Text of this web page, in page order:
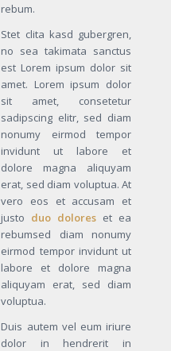
rebum.
Stet clita kasd gubergren,
no sea takimata sanctus
est Lorem ipsum dolor sit
amet. Lorem ipsum dolor
sit amet, consetetur
sadipscing elitr, sed diam
nonumy eirmod tempor
invidunt ut labore et
dolore magna aliquyam
erat, sed diam voluptua. At
vero eos et accusam et
justo duo dolores et ea
rebumsed diam nonumy
eirmod tempor invidunt ut
labore et dolore magna
aliquyam erat, sed diam
voluptua.
Duis autem vel eum iriure
dolor in hendrerit in